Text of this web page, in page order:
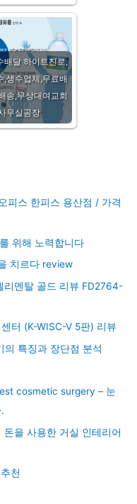
배달 하이트진로,
,생수업체,무료배
송,무상대여교회
무실공장
피스 한피스 용산점 / 가격
위해 노력합니다
치르다 review
리멘탈 골드 리뷰 FD2764-
터 (K-WISC-V 5판) 리뷰
의 특징과 장단점 분석
cosmetic surgery – 눈
을 사용한 거실 인테리어
천